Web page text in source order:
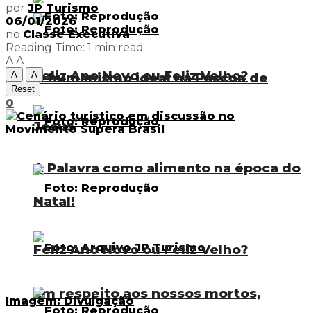
Feliz Ano Novo ou Feliz Velho?
A Palavra como alimento na época do
Natal!
Em respeito aos nossos mortos,
O humanismo ideal na Páscoa de
Jesus
Feliz Ano Novo ou Feliz Velho?
por JP Turismo
06/01/2026
no Classe Executiva
Reading Time: 1 min read
A A
A
A
Reset
0
Imagem: Divulgação